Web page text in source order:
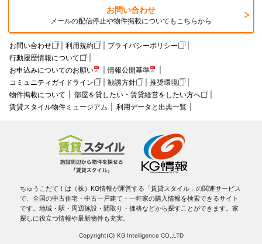
お問い合わせ
メールの配信停止や物件掲載についてもこちらから
お問い合わせ 利用規約
プライバシーポリシー
行動履歴情報について
お申込みについてのお願い
情報公開基準
コミュニティガイドライン
勧誘方針
推奨環境
物件掲載について
部屋を貸したい・賃貸経営をしたい方へ
賃貸スタイル物件ミュージアム
利用データと出典一覧
ちゅうこだて！は（株）KG情報が運営する「賃貸スタイル」の関連サービス
で、全国の中古住宅・中古一戸建て・一軒家の購入情報を検索できるサイト
です。地域・駅・周辺施設・間取り・価格などから探すことができます。家
探しに役立つ情報や最新物件も充実。
Copyright(C) KG Intelligence CO.,LTD